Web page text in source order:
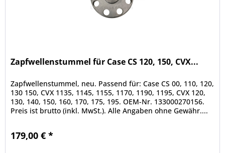
Zapfwellenstummel für Case CS 120, 150, CVX...
Zapfwellenstummel, neu. Passend für: Case CS 00, 110, 120,
130 150, CVX 1135, 1145, 1155, 1170, 1190, 1195, CVX 120,
130, 140, 150, 160, 170, 175, 195. OEM-Nr. 133000270156.
Preis ist brutto (inkl. MwSt.). Alle Angaben ohne Gewähr....
179,00 € *